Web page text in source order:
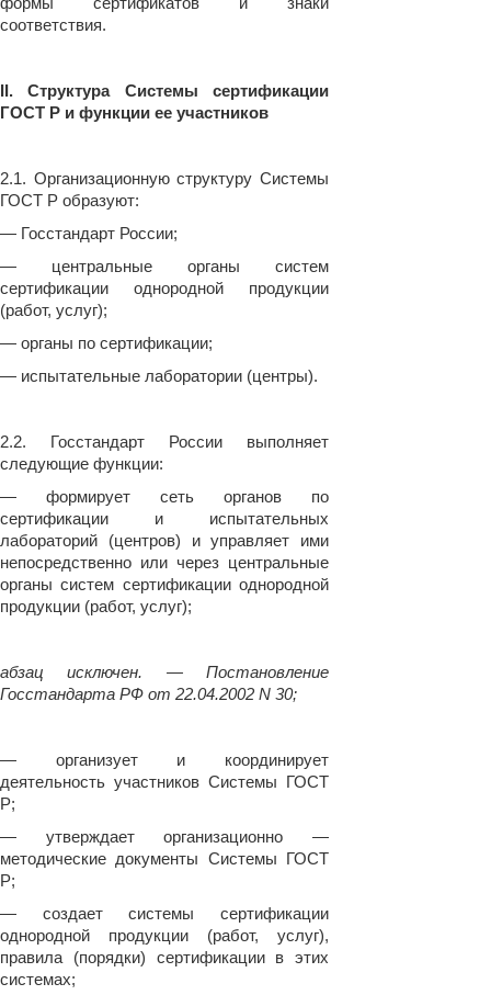
соответствия.
II. Структура Системы сертификации
ГОСТ Р и функции ее участников
2.1. Организационную структуру Системы
ГОСТ Р образуют:
— Госстандарт России;
— центральные органы систем
сертификации однородной продукции
(работ, услуг);
— органы по сертификации;
— испытательные лаборатории (центры).
2.2. Госстандарт России выполняет
следующие функции:
— формирует сеть органов по
сертификации и испытательных
лабораторий (центров) и управляет ими
непосредственно или через центральные
органы систем сертификации однородной
продукции (работ, услуг);
абзац исключен. — Постановление
Госстандарта РФ от 22.04.2002 N 30;
— организует и координирует
деятельность участников Системы ГОСТ
Р;
— утверждает организационно —
методические документы Системы ГОСТ
Р;
— создает системы сертификации
однородной продукции (работ, услуг),
правила (порядки) сертификации в этих
системах;